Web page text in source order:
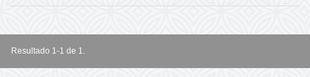
Resultado 1-1 de 1.